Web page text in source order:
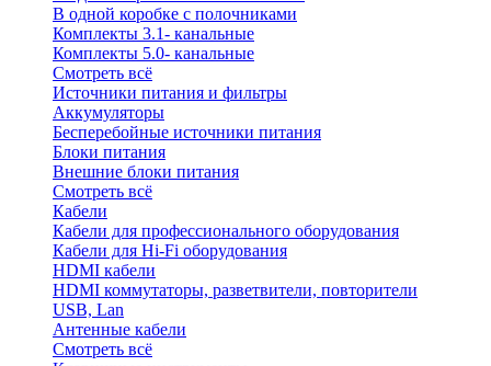
В одной коробке с полочниками
Комплекты 3.1- канальные
Комплекты 5.0- канальные
Смотреть всё
Источники питания и фильтры
Аккумуляторы
Бесперебойные источники питания
Блоки питания
Внешние блоки питания
Смотреть всё
Кабели
Кабели для профессионального оборудования
Кабели для Hi-Fi оборудования
HDMI кабели
HDMI коммутаторы, разветвители, повторители
USB, Lan
Антенные кабели
Смотреть всё